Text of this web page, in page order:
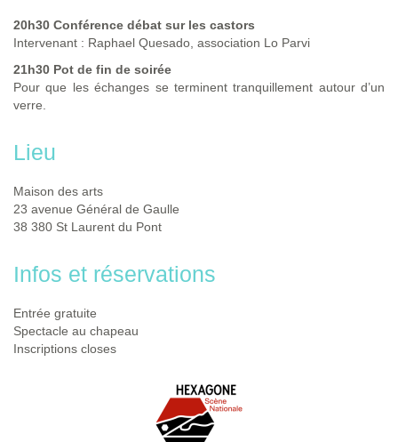
20h30 Conférence débat sur les castors
Intervenant : Raphael Quesado, association Lo Parvi
21h30 Pot de fin de soirée
Pour que les échanges se terminent tranquillement autour d’un
verre.
Lieu
Maison des arts
23 avenue Général de Gaulle
38 380 St Laurent du Pont
Infos et réservations
Entrée gratuite
Spectacle au chapeau
Inscriptions closes